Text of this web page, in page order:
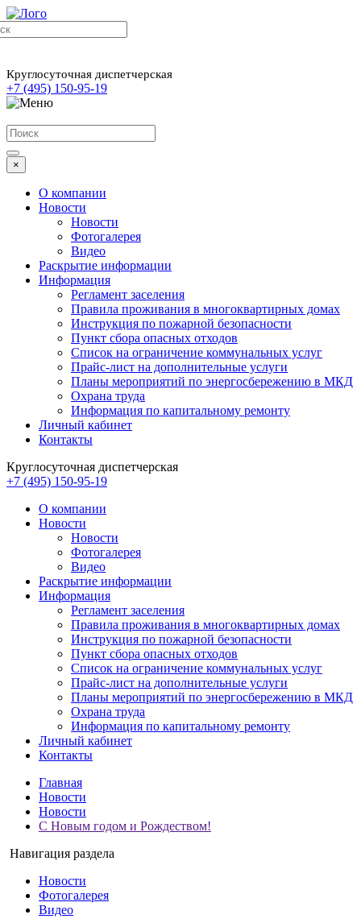
Круглосуточная диспетчерская
+7 (495) 150-95-19
×
О компании
Новости
Новости
Фотогалерея
Видео
Раскрытие информации
Информация
Регламент заселения
Правила проживания в многоквартирных домах
Инструкция по пожарной безопасности
Пункт сбора опасных отходов
Список на ограничение коммунальных услуг
Прайс-лист на дополнительные услуги
Планы мероприятий по энергосбережению в МКД
Охрана труда
Информация по капитальному ремонту
Личный кабинет
Контакты
Круглосуточная диспетчерская
+7 (495) 150-95-19
О компании
Новости
Новости
Фотогалерея
Видео
Раскрытие информации
Информация
Регламент заселения
Правила проживания в многоквартирных домах
Инструкция по пожарной безопасности
Пункт сбора опасных отходов
Список на ограничение коммунальных услуг
Прайс-лист на дополнительные услуги
Планы мероприятий по энергосбережению в МКД
Охрана труда
Информация по капитальному ремонту
Личный кабинет
Контакты
Главная
Новости
Новости
С Новым годом и Рождеством!
Навигация раздела
Новости
Фотогалерея
Видео